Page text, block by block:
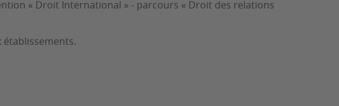
« Droit International » - parcours « Droit des relations